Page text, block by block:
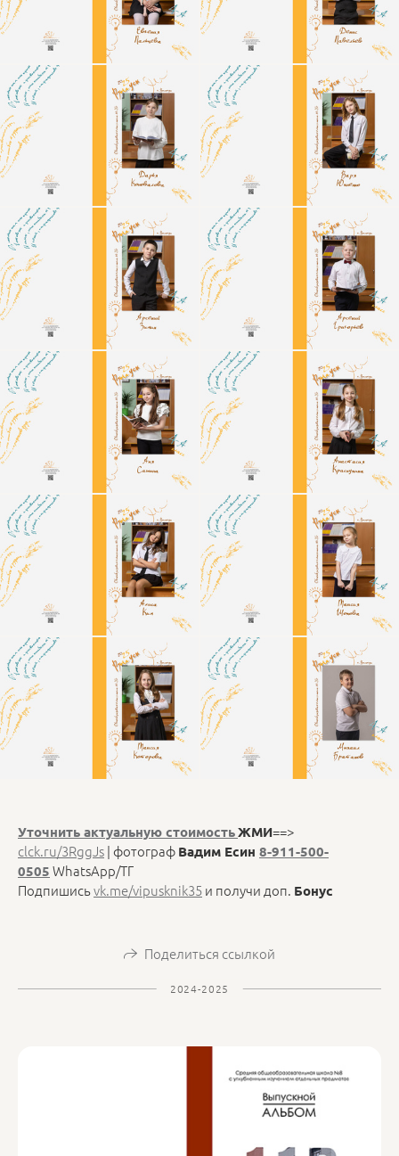
Уточнить актуальную стоимостьЖМИ==>
clck.ru/3RggJs| фотограф Вадим Есин 8-911-500-
0505 WhatsApp/ТГ
Подпишисьvk.me/vipusknik35и получи доп. Бонус
Поделиться ссылкой
2024-2025